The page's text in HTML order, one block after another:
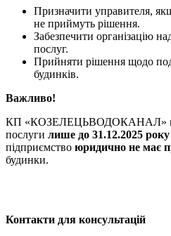
Призначити управителя,
не приймуть рішення.
Забезпечити організацію
послуг.
Прийняти рішення щодо
будинків.
Важливо!
КП «КОЗЕЛЕЦЬВОДОКАНАЛ»
послуги лише до 31.12.2025
підприємство юридично не має
будинки.
Контакти для консультацій